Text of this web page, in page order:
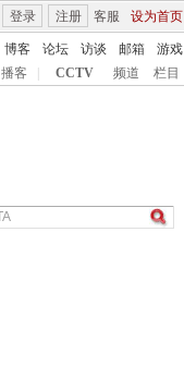
客服 设为首页
登录 注册
博客 论坛 访谈 邮箱
游戏
播客 CCTV 频道 栏目